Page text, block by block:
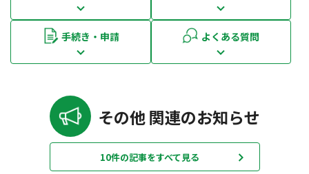
手続き・申請 よくある質問
その他 関連のお知らせ
10件の記事をすべて見る